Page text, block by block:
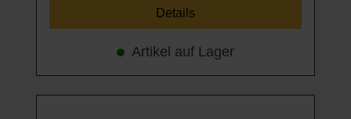
Details
Artikel auf Lager